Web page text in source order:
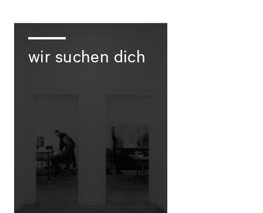
wir suchen dich